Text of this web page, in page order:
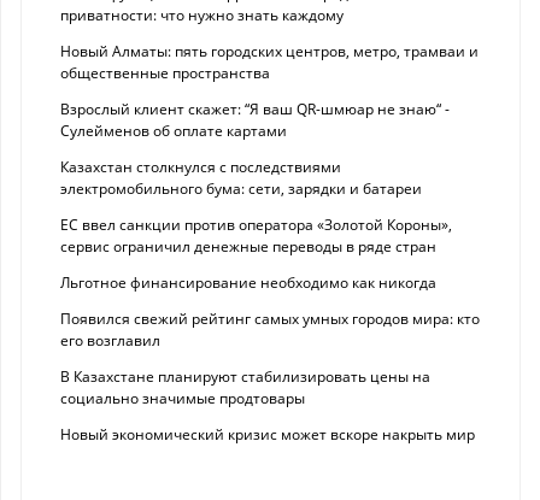
приватности: что нужно знать каждому
Новый Алматы: пять городских центров, метро, трамваи и
общественные пространства
Взрослый клиент скажет: “Я ваш QR-шмюар не знаю“ -
Сулейменов об оплате картами
Казахстан столкнулся с последствиями
электромобильного бума: сети, зарядки и батареи
ЕС ввел санкции против оператора «Золотой Короны»,
сервис ограничил денежные переводы в ряде стран
Льготное финансирование необходимо как никогда
Появился свежий рейтинг самых умных городов мира: кто
его возглавил
В Казахстане планируют стабилизировать цены на
социально значимые продтовары
Новый экономический кризис может вскоре накрыть мир